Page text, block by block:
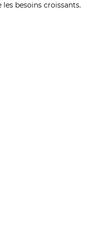
besoins croissants.